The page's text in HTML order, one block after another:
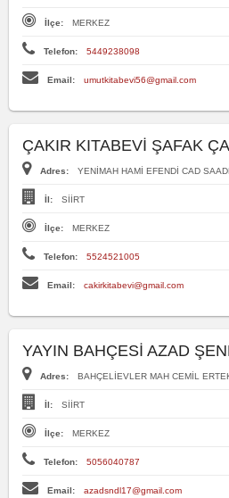
İlçe: MERKEZ
Telefon: 5449238098
Email: umutkitabevi56@gmail.com
ÇAKIR KITABEVİ ŞAFAK
Adres: YENİMAH HAMİ EFENDİ CAD
İl: SİİRT
İlçe: MERKEZ
Telefon: 5524521005
Email: cakirkitabevi@gmail.com
YAYIN BAHÇESİ AZAD
Adres: BAHÇELİEVLER MAH CEMİL
İl: SİİRT
İlçe: MERKEZ
Telefon: 5056040787
Email: azadsndl17@gmail.com